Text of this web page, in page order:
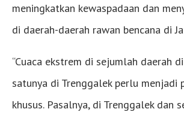
meningkatkan kewaspadaan dan
di daerah-daerah rawan bencana di
“Cuaca ekstrem di sejumlah daerah
satunya di Trenggalek perlu menjadi
khusus. Pasalnya, di Trenggalek dan